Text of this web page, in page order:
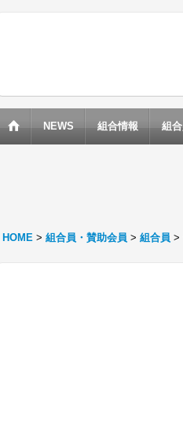
NEWS 組合情報 組
HOME > 組合員・賛助会員 > 組合員 >